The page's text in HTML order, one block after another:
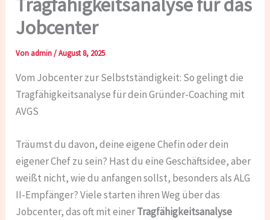
Jobcenter
Von admin/August 8, 2025
Vom Jobcenter zur Selbstständigkeit: So gelingt die
Tragfähigkeitsanalyse für dein Gründer-Coaching mit
AVGS
Träumst du davon, deine eigene Chefin oder dein
eigener Chef zu sein? Hast du eine Geschäftsidee, aber
weißt nicht, wie du anfangen sollst, besonders als ALG
II-Empfänger? Viele starten ihren Weg über das
Jobcenter, das oft mit einerTragfähigkeitsanalyse